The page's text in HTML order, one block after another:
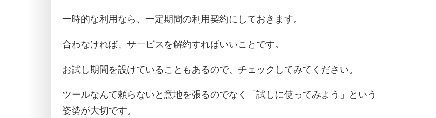
一時的な利用なら、一定期間の利用契約にしておきます。
合わなければ、サービスを解約すればいいことです。
お試し期間を設けていることもあるので、チェックしてみてください。
ツールなんて頼らないと意地を張るのでなく「試しに使ってみよう」という
姿勢が大切です。